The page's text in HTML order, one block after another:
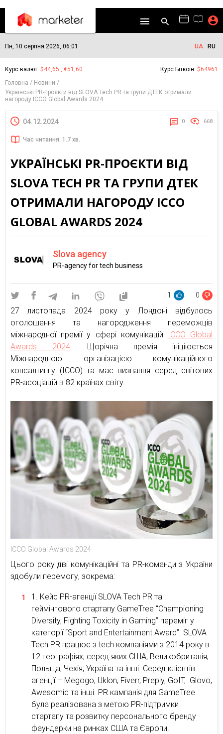
Пн, 10 серпня 2026, 06:01 UA RU
Курс валют: $44,65 , €51,60 Курс Біткоїн: $64961
Головна
Новини
Українські PR-проєкти від SLOVA Tech PR та групи ДТЕК отримали
нагороду ICCO Global Awards 2024
04.12.2024 0 668
Час читання: 1.7 хв.
УКРАЇНСЬКІ PR-ПРОЄКТИ ВІД
SLOVA TECH PR ТА ГРУПИ ДТЕК
ОТРИМАЛИ НАГОРОДУ ICCO
GLOBAL AWARDS 2024
Slova agency
PR-agency for tech business
1 0
27 листопада 2024 року у Лондоні відбулось
оголошення та нагородження переможців
міжнародної премії у сфері комунікацій
ICCO Global
Awards 2024. Щорічна премія ініціюється
Міжнародною організацією комунікаційного
консалтингу (ICCO) та має визнання серед світових
PR-асоціацій в 82 країнах світу.
ICCO Global Awards 2024
Цього року дві комунікаційні та PR-команди з України
здобули перемогу, зокрема:
Кейс PR-агенції SLOVA Tech PR та
геймінгового стартапу GameTree “Championing
Diversity, Fighting Toxicity in Gaming” переміг у
категорії “Sport and Entertainment Award”. SLOVA
Tech PR працює з tech компаніями з 2014 року в
12 географіях, серед яких США, Великобританія,
Польща, Чехія, Україна та інші. Серед клієнтів
агенції – Megogo, Uklon, Fiverr, Preply, GoIT, Glovo,
Awesomic та інші. PR кампанія для GameTree
була реалізована з метою PR-підтримки
стартапу та розвитку персонального бренду
фаундерки на ринках США та Європи.